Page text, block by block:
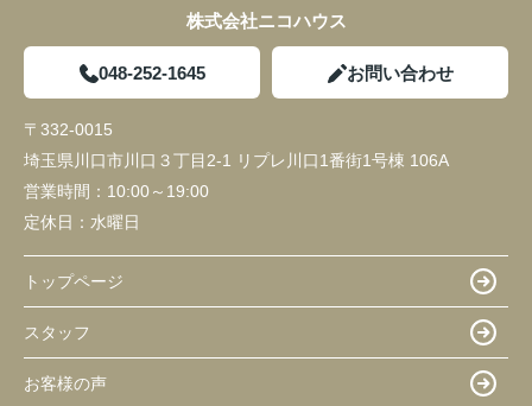
株式会社ニコハウス
048-252-1645 お問い合わせ
〒332-0015
埼玉県川口市川口３丁目2-1 リプレ川口1番街1号棟 106A
営業時間： 10:00～19:00
定休日： 水曜日
トップページ
スタッフ
お客様の声